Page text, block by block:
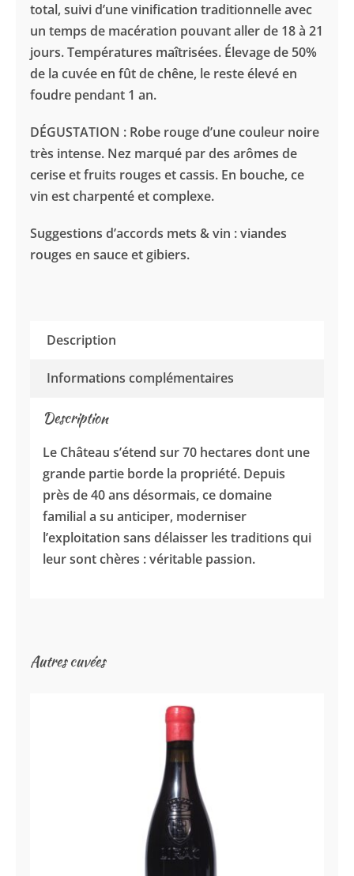
total, suivi d’une vinification traditionnelle avec
un temps de macération pouvant aller de 18 à 21
jours. Températures maîtrisées. Élevage de 50%
de la cuvée en fût de chêne, le reste élevé en
foudre pendant 1 an.
DÉGUSTATION : Robe rouge d’une couleur noire
très intense. Nez marqué par des arômes de
cerise et fruits rouges et cassis. En bouche, ce
vin est charpenté et complexe.
Suggestions d’accords mets & vin : viandes
rouges en sauce et gibiers.
Description
Informations complémentaires
Description
Le Château s’étend sur 70 hectares dont une
grande partie borde la propriété. Depuis
près de 40 ans désormais, ce domaine
familial a su anticiper, moderniser
l’exploitation sans délaisser les traditions qui
leur sont chères : véritable passion.
Autres cuvées
Ben & Vins – Lirac Rouge